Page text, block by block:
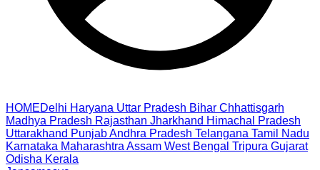
HOMEDelhi Haryana Uttar Pradesh Bihar Chhattisgarh
Madhya Pradesh Rajasthan Jharkhand Himachal Pradesh
Uttarakhand PunjabAndhra Pradesh Telangana Tamil Nadu
Karnataka Maharashtra Assam West Bengal Tripura Gujarat
Odisha Kerala